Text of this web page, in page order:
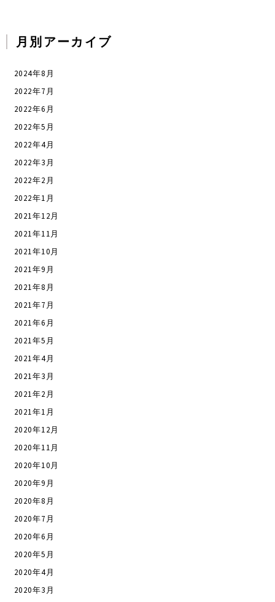
月別アーカイブ
2024年8月
2022年7月
2022年6月
2022年5月
2022年4月
2022年3月
2022年2月
2022年1月
2021年12月
2021年11月
2021年10月
2021年9月
2021年8月
2021年7月
2021年6月
2021年5月
2021年4月
2021年3月
2021年2月
2021年1月
2020年12月
2020年11月
2020年10月
2020年9月
2020年8月
2020年7月
2020年6月
2020年5月
2020年4月
2020年3月